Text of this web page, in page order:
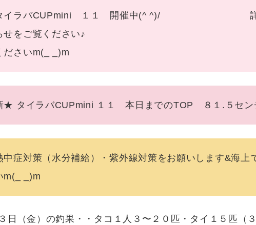
イラバCUPmini １１ 開催中(^ ^)/ 詳細はHP
らせをご覧ください♪ ※エント
ださいm(_ _)m
★ タイラバCUPmini １１ 本日までのTOP ８１.５セ
症対策（水分補給）・紫外線対策をお願いします&海上
m(_ _)m
日（金）の釣果・・タコ１人３〜２０匹・タイ１５匹（